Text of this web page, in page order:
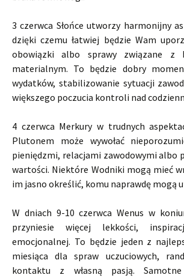
3 czerwca Słońce utworzy harmonijny
dzięki czemu łatwiej będzie Wam
obowiązki albo sprawy związane z
materialnym. To będzie dobry
wydatków, stabilizowanie sytuacji
większego poczucia kontroli nad
4 czerwca Merkury w trudnych
Plutonem może wywołać
pieniędzmi, relacjami zawodowymi albo
wartości. Niektóre Wodniki mogą mieć
im jasno określić, komu naprawdę mogą
W dniach 9-10 czerwca Wenus w
przyniesie więcej lekkości,
emocjonalnej. To będzie jeden z
miesiąca dla spraw uczuciowych,
kontaktu z własną pasją.